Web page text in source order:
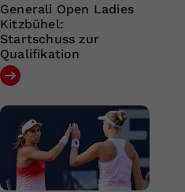
Generali Open Ladies
Kitzbühel:
Startschuss zur
Qualifikation